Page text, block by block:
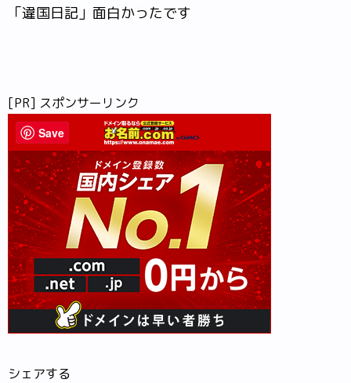
「違国日記」面白かったです
[PR] スポンサーリンク
シェアする
Save